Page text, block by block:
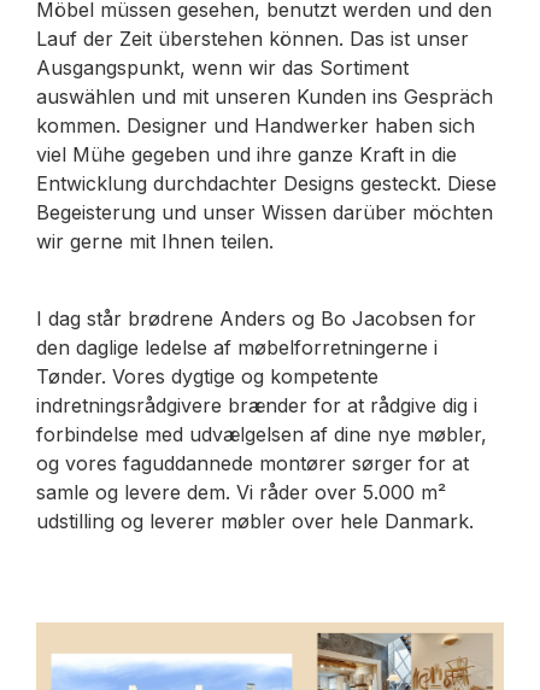
Möbel müssen gesehen, benutzt werden und den
Lauf der Zeit überstehen können. Das ist unser
Ausgangspunkt, wenn wir das Sortiment
auswählen und mit unseren Kunden ins Gespräch
kommen. Designer und Handwerker haben sich
viel Mühe gegeben und ihre ganze Kraft in die
Entwicklung durchdachter Designs gesteckt. Diese
Begeisterung und unser Wissen darüber möchten
wir gerne mit Ihnen teilen.
I dag står brødrene Anders og Bo Jacobsen for
den daglige ledelse af møbelforretningerne i
Tønder. Vores dygtige og kompetente
indretningsrådgivere brænder for at rådgive dig i
forbindelse med udvælgelsen af dine nye møbler,
og vores faguddannede montører sørger for at
samle og levere dem. Vi råder over 5.000 m²
udstilling og leverer møbler over hele Danmark.